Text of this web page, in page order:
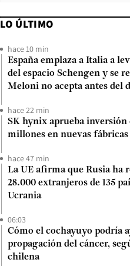
LO ÚLTIMO
hace 10 min
España emplaza a Italia a
del espacio Schengen y se
Meloni no acepta antes del
hace 22 min
SK hynix aprueba inversión
millones en nuevas
hace 47 min
La UE afirma que Rusia ha
28.000 extranjeros de 135
Ucrania
06:03
Cómo el cochayuyo podría
propagación del cáncer,
chilena